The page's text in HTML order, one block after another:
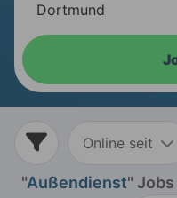
Online seit
"Außendienst" Jobs